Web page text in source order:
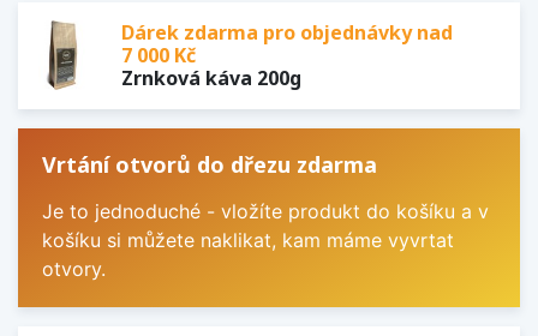
Dárek zdarma pro objednávky nad
7 000 Kč
Zrnková káva 200g
Vrtání otvorů do dřezu zdarma
Je to jednoduché - vložíte produkt do košíku a v
košíku si můžete naklikat, kam máme vyvrtat
otvory.